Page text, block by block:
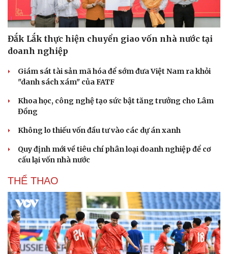
Đắk Lắk thực hiện chuyển giao vốn nhà nước tại
doanh nghiệp
Giám sát tài sản mã hóa để sớm đưa Việt Nam ra khỏi
"danh sách xám" của FATF
Khoa học, công nghệ tạo sức bật tăng trưởng cho Lâm
Đồng
Không lo thiếu vốn đầu tư vào các dự án xanh
Quy định mới về tiêu chí phân loại doanh nghiệp để cơ
cấu lại vốn nhà nước
THỂ THAO